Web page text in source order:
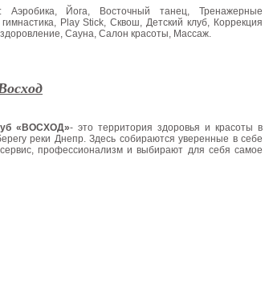
Йога, Восточный танец, Тренажерные
Play Stick, Сквош, Детский клуб, Коррекция
Сауна, Салон красоты, Массаж.
«ВОСХОД»- это территория здоровья и красоты в
реки Днепр. Здесь собираются уверенные в себе
профессионализм и выбирают для себя самое